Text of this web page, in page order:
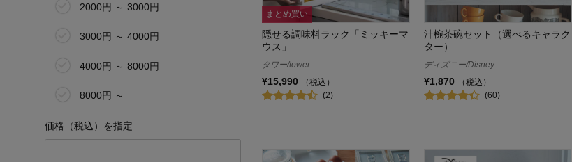
2000円 ～ 3000円
3000円 ～ 4000円
4000円 ～ 8000円
8000円 ～
価格（税込）を指定
まとめ買い
隠せる調味料ラック「ミッキーマ
ウス」
タワー/tower
¥15,990
（税込）
(2)
汁椀茶碗セット（選べるキャラク
ター）
ディズニー/Disney
¥1,870
（税込）
(60)